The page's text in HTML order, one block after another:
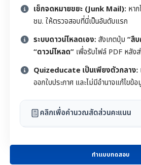
เช็กจดหมายขยะ (Junk Mail): หา
ชม. ให้ตรวจสอบที่นี่เป็นอันดับแรก
ระบบดาวน์โหลดเอง:สังเกตปุ่ม “สื
“ดาวน์โหลด” เพื่อรับไฟล์ PDF หลัง
Quizeducate เป็นเพียงตัวกลาง:
ออกใบประกาศ และไม่มีอำนาจแก้ไขข้
คลิกเพื่อคำนวณสัดส่วนคะแนน
ทำแบบทดสอบ